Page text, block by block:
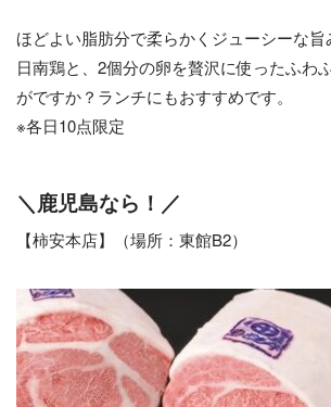
ほどよい脂肪分で柔らかくジューシーな
日南鶏と、2個分の卵を贅沢に使ったふわ
がですか？ランチにもおすすめです。
※各日10点限定
＼鹿児島なら！／
【柿安本店】（場所：東館B2）